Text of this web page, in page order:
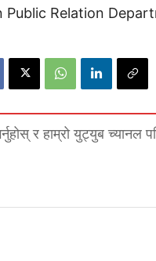
Relation
र हाम्रो युट्युब च्यानल